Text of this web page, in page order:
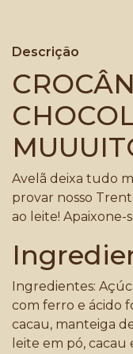
Descrição
Avelã deixa tudo
provar nosso
ao leite! Apaixone-
Ingredientes:
com ferro e ácido
cacau, manteiga
leite em pó,